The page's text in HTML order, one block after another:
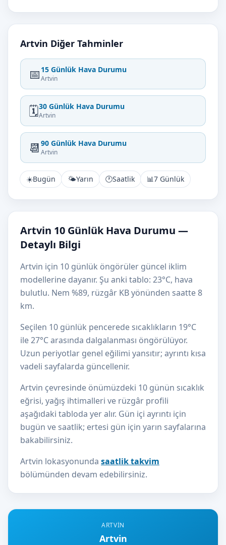
ARTVIN
Artvin
Artvin Diğer Tahminler
📅 15 Günlük Hava Durumu
Artvin
🗓️30 Günlük Hava Durumu
Artvin
📆 90 Günlük Hava Durumu
Artvin
☀️Bugün 🌤️Yarın 🕐Saatlik 📊7 Günlük
Artvin 10 Günlük Hava Durumu —
Detaylı Bilgi
Artvin için 10 günlük öngörüler güncel iklim
modellerine dayanır. Şu anki tablo: 23°C, hava
bulutlu. Nem %89, rüzgâr KB yönünden saatte 8
km.
Seçilen 10 günlük pencerede sıcaklıkların 19°C
ile 27°C arasında dalgalanması öngörülüyor.
Uzun periyotlar genel eğilimi yansıtır; ayrıntı kısa
vadeli sayfalarda güncellenir.
Artvin çevresinde önümüzdeki 10 günün sıcaklık
eğrisi, yağış ihtimalleri ve rüzgâr profili
aşağıdaki tabloda yer alır. Gün içi ayrıntı için
bugün ve saatlik; ertesi gün için yarın sayfalarına
bakabilirsiniz.
Artvin lokasyonunda saatlik takvim
bölümünden devam edebilirsiniz.